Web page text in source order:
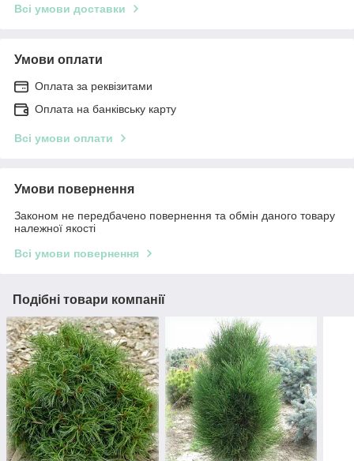
Всі умови доставки
Умови оплати
Оплата за реквізитами
Оплата на банківську карту
Всі умови оплати
Умови повернення
Законом не передбачено повернення та обмін даного товару
належної якості
Всі умови повернення
Подібні товари компанії